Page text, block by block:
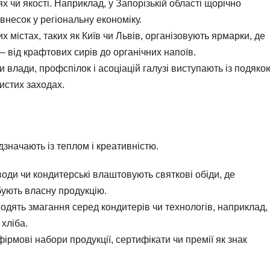
чи якості. Наприклад, у Запорізькій області щорічно
у регіональну економіку.
містах, таких як Київ чи Львів, організовують ярмарки, де
крафтових сирів до органічних напоїв.
профспілок і асоціацій галузі виступають із
заходах.
із теплом і креативністю.
чи кондитерські влаштовують святкові обіди, де
власну продукцію.
змагання серед кондитерів чи технологів, наприклад,
набори продукції, сертифікати чи премії як знак